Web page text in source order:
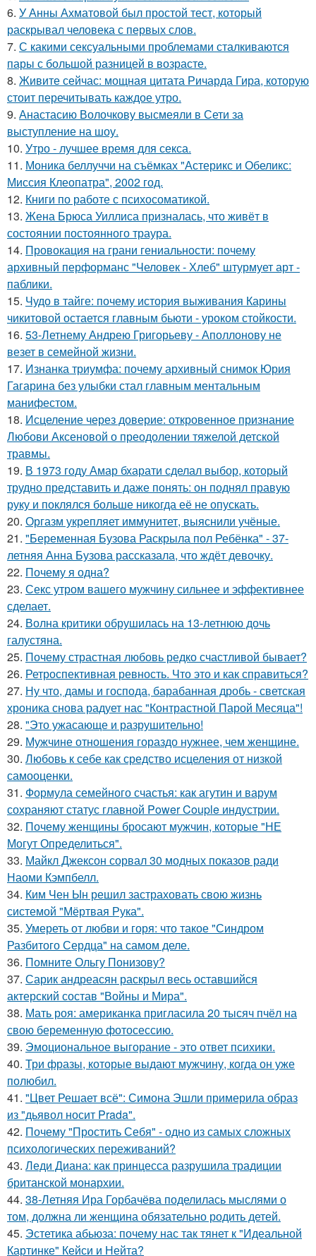
6. У Анны Ахматовой был простой тест, который
раскрывал человека с первых слов.
7. С какими сексуальными проблемами сталкиваются
пары с большой разницей в возрасте.
8. Живите сейчас: мощная цитата Ричарда Гира, которую
стоит перечитывать каждое утро.
9. Анастасию Волочкову высмеяли в Сети за
выступление на шоу.
10. Утро - лучшее время для секса.
11. Моника беллуччи на съёмках "Астерикс и Обеликс:
Миссия Клеопатра", 2002 год.
12. Книги по работе с психосоматикой.
13. Жена Брюса Уиллиса призналась, что живёт в
состоянии постоянного траура.
14. Провокация на грани гениальности: почему
архивный перформанс "Человек - Хлеб" штурмует арт -
паблики.
15. Чудо в тайге: почему история выживания Карины
чикитовой остается главным бьюти - уроком стойкости.
16. 53-Летнему Андрею Григорьеву - Аполлонову не
везет в семейной жизни.
17. Изнанка триумфа: почему архивный снимок Юрия
Гагарина без улыбки стал главным ментальным
манифестом.
18. Исцеление через доверие: откровенное признание
Любови Аксеновой о преодолении тяжелой детской
травмы.
19. В 1973 году Амар бхарати сделал выбор, который
трудно представить и даже понять: он поднял правую
руку и поклялся больше никогда её не опускать.
20. Оргазм укрепляет иммунитет, выяснили учёные.
21. "Беременная Бузова Раскрыла пол Ребёнка" - 37-
летняя Анна Бузова рассказала, что ждёт девочку.
22. Почему я одна?
23. Секс утром вашего мужчину сильнее и эффективнее
сделает.
24. Волна критики обрушилась на 13-летнюю дочь
галустяна.
25. Почему страстная любовь редко счастливой бывает?
26. Ретроспективная ревность. Что это и как справиться?
27. Ну что, дамы и господа, барабанная дробь - светская
хроника снова радует нас "Контрастной Парой Месяца"!
28. "Это ужасающе и разрушительно!
29. Мужчине отношения гораздо нужнее, чем женщине.
30. Любовь к себе как средство исцеления от низкой
самооценки.
31. Формула семейного счастья: как агутин и варум
сохраняют статус главной Power Couple индустрии.
32. Почему женщины бросают мужчин, которые "НЕ
Могут Определиться".
33. Майкл Джексон сорвал 30 модных показов ради
Наоми Кэмпбелл.
34. Ким Чен Ын решил застраховать свою жизнь
системой "Мёртвая Рука".
35. Умереть от любви и горя: что такое "Синдром
Разбитого Сердца" на самом деле.
36. Помните Ольгу Понизову?
37. Сарик андреасян раскрыл весь оставшийся
актерский состав "Войны и Мира".
38. Мать роя: американка пригласила 20 тысяч пчёл на
свою беременную фотосессию.
39. Эмоциональное выгорание - это ответ психики.
40. Три фразы, которые выдают мужчину, когда он уже
полюбил.
41. "Цвет Решает всё": Симона Эшли примерила образ
из "дьявол носит Prada".
42. Почему "Простить Себя" - одно из самых сложных
психологических переживаний?
43. Леди Диана: как принцесса разрушила традиции
британской монархии.
44. 38-Летняя Ира Горбачёва поделилась мыслями о
том, должна ли женщина обязательно родить детей.
45. Эстетика абьюза: почему нас так тянет к "Идеальной
Картинке" Кейси и Нейта?